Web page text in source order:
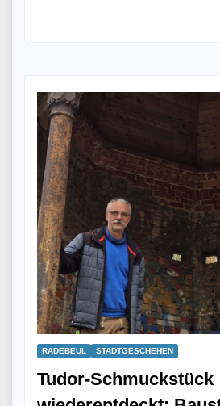
RADEBEUL STADTGESCHEHEN
Tudor-Schmuckstück